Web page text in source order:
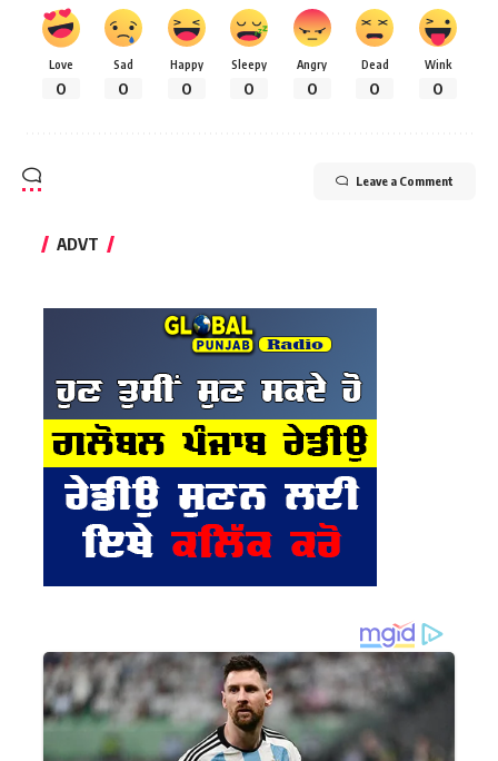
Love
0
Sad
0
Happy
0
Sleepy
0
Angry
0
Dead
0
Wink
0
Leave a Comment
ADVT